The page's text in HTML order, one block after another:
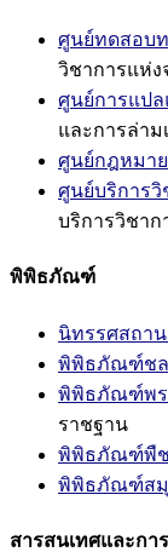
ศูนย์ทดสอบ
วิชาการแห่ง
ศูนย์การแปล
และการล่าม
ศูนย์กฎหมา
ศูนย์บริการ
บริการวิชา
พิพิธภัณฑ์
นิทรรศสถาน
พิพิธภัณฑ์ช
พิพิธภัณฑ์พร
ราชฐาน
พิพิธภัณฑ์พื
พิพิธภัณฑ์สมุ
สารสนเทศและกา